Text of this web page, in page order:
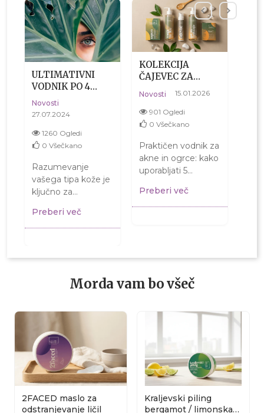
ULTIMATIVNI
VODNIK PO 4
TIPIH KOŽE
Novosti
27.07.2024
1260 Ogledi
0 Všečkano
Razumevanje
vašega tipa kože je
ključno za
učinkovite rutine
nege. Odkrijte
Preberi več
KOLEKCIJA
ČAJEVEC ZA
PROBLEMATIČNO
KOŽO – NARAVNA
RUTINA ZA ČISTO
KOŽO BREZ
Novosti 15.01.2026
901 Ogledi
0 Všečkano
Praktičen vodnik za
akne in ogrce: kako
uporabljati 5
čajevec v jutranji in
večerni rutini za...
Preberi več
Morda vam bo všeč
2FACED maslo za
odstranjevanje ličil
Kraljevski piling
bergamot / limonska